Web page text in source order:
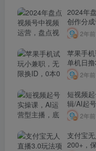
2024年
创作分
2年前
苹果手
单机日
2年前
短视频
辑/AI起
2年前
支付宝
200+，